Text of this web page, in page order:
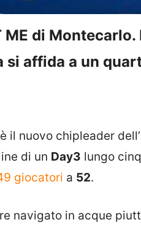
ME di
si affida a un
è il nuovo chipleader dell’
di un Day3 lungo
giocatori a 52.
navigato in acque